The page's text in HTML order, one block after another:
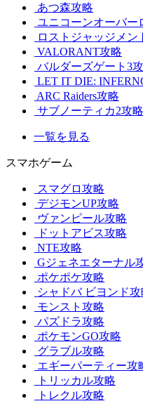
あつ森攻略
ユニコーンオーバー
ロストジャッジメン
VALORANT攻略
バルダーズゲート3
LET IT DIE:
ARC Raiders攻略
サブノーティカ2攻略
一覧を見る
スマホゲーム
スマグロ攻略
デジモンUP攻略
ヴァンピール攻略
ドットアビス攻略
NTE攻略
Gジェネエターナル
ポケポケ攻略
シャドバ ビヨンド攻
モンスト攻略
パズドラ攻略
ポケモンGO攻略
グラブル攻略
エギーパーティー攻
トリッカル攻略
トレクル攻略